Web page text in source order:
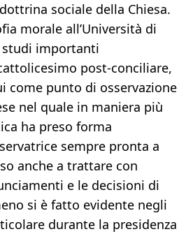
sociale della Chiesa.
morale all’Università di
studi importanti
post-conciliare,
come punto di osservazione
nel quale in maniera più
ha preso forma
sempre pronta a
anche a trattare con
e le decisioni di
si è fatto evidente negli
durante la presidenza